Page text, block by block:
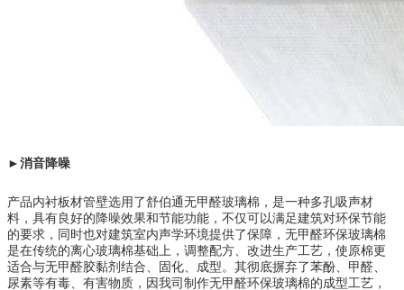
►消音降噪
产品内衬板材管壁选用了舒伯通无甲醛玻璃棉，是一种多孔吸声材
料，具有良好的降噪效果和节能功能，不仅可以满足建筑对环保节能
的要求，同时也对建筑室内声学环境提供了保障，无甲醛环保玻璃棉
是在传统的离心玻璃棉基础上，调整配方、改进生产工艺，使原棉更
适合与无甲醛胶黏剂结合、固化、成型。其彻底摒弃了苯酚、甲醛、
尿素等有毒、有害物质，因我司制作无甲醛环保玻璃棉的成型工艺，